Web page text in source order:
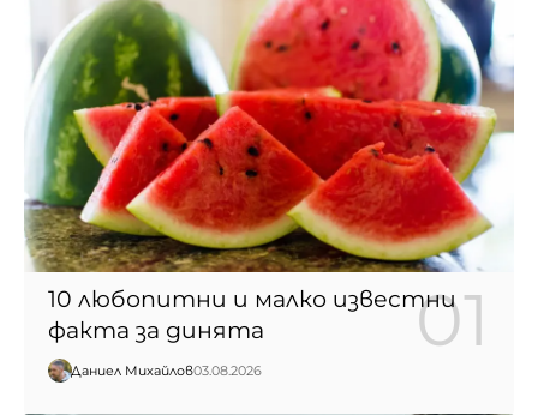
10 любопитни и малко известни
факта за динята
Даниел Михайлов03.08.2026